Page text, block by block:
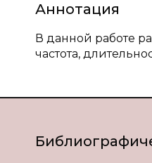
Аннотация
В данной работе
частота,